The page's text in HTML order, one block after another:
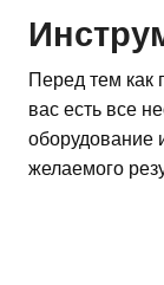
Перед тем как
вас есть все
оборудование
желаемого